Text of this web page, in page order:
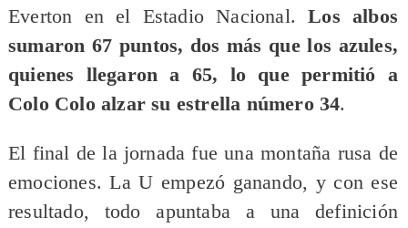
Everton en el Estadio Nacional.Los albos
sumaron 67 puntos, dos más que los azules,
quienes llegaron a 65, lo que permitió a
Colo Colo alzar su estrella número 34.
El final de la jornada fue una montaña rusa de
emociones. La U empezó ganando, y con ese
resultado, todo apuntaba a una definición